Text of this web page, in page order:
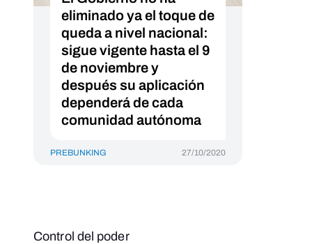
eliminado ya el toque de
queda a nivel nacional:
sigue vigente hasta el 9
de noviembre y
después su aplicación
dependerá de cada
comunidad autónoma
PREBUNKING 27/10/2020
Control del poder